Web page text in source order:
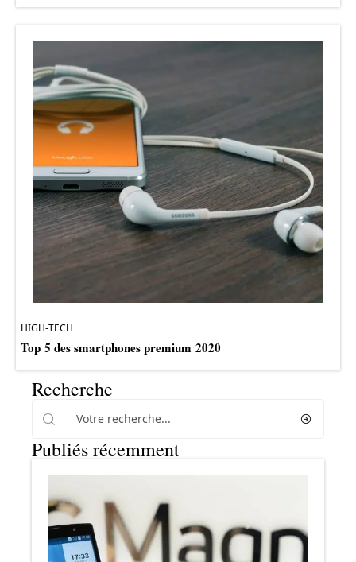
HIGH-TECH
Top 5 des smartphones premium 2020
Recherche
Publiés récemment